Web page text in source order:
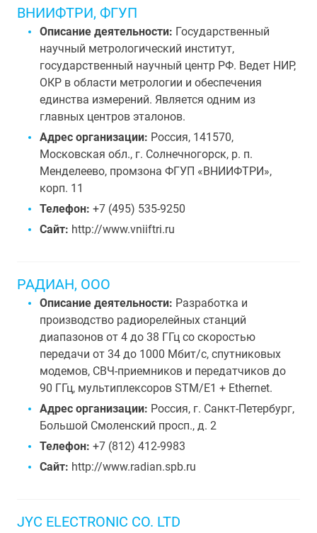
ВНИИФТРИ, ФГУП
Описание деятельности: Государственный
научный метрологический институт,
государственный научный центр РФ. Ведет НИР,
ОКР в области метрологии и обеспечения
единства измерений. Является одним из
главных центров эталонов.
Адрес организации: Россия, 141570,
Московская обл., г. Солнечногорск, р. п.
Менделеево, промзона ФГУП «ВНИИФТРИ»,
корп. 11
Телефон: +7 (495) 535-9250
Сайт: http://www.vniiftri.ru
РАДИАН, ООО
Описание деятельности: Разработка и
производство радиорелейных станций
диапазонов от 4 до 38 ГГц со скоростью
передачи от 34 до 1000 Мбит/с, спутниковых
модемов, СВЧ-приемников и передатчиков до
90 ГГц, мультиплексоров STM/Е1 + Ethernet.
Адрес организации: Россия, г. Санкт-Петербург,
Большой Смоленский просп., д. 2
Телефон: +7 (812) 412-9983
Сайт: http://www.radian.spb.ru
JYC ELECTRONIC CO. LTD